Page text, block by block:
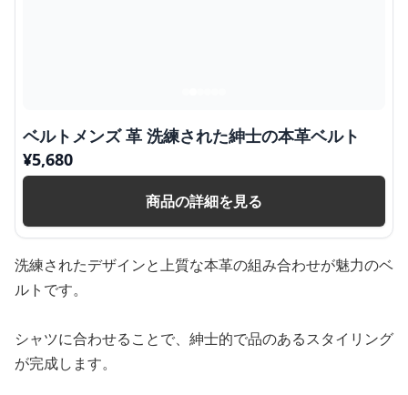
ベルトメンズ 革 洗練された紳士の本革ベルト
¥5,680
商品の詳細を見る
洗練されたデザインと上質な本革の組み合わせが魅力のベ
ルトです。
シャツに合わせることで、紳士的で品のあるスタイリング
が完成します。